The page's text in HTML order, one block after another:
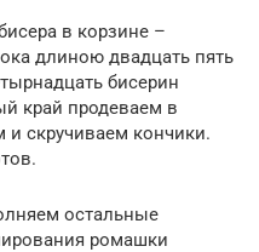
в корзине –
длиною двадцать пять
бисерин
край продеваем в
и скручиваем кончики.
остальные
ромашки